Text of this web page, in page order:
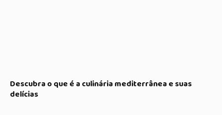
Descubra o que é a culinária mediterrânea e suas
delícias